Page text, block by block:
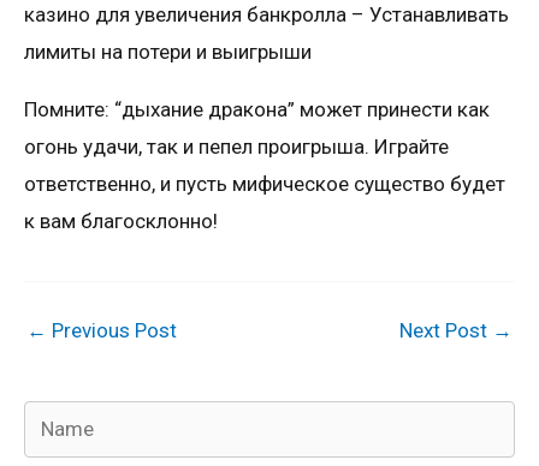
казино для увеличения банкролла – Устанавливать
лимиты на потери и выигрыши
Помните: “дыхание дракона” может принести как
огонь удачи, так и пепел проигрыша. Играйте
ответственно, и пусть мифическое существо будет
к вам благосклонно!
← Previous Post Next Post →